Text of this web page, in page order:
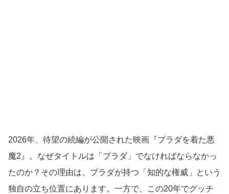
2026年、待望の続編が公開された映画『プラダを着た悪
魔2』。なぜタイトルは「プラダ」でなければならなかっ
たのか？その理由は、プラダが持つ「知的な権威」という
独自の立ち位置にあります。一方で、この20年でグッチ